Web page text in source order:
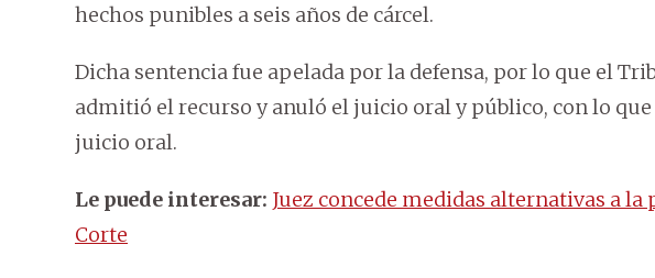
hechos punibles a seis años de cárcel.
Dicha sentencia fue apelada por la defensa, por lo que el
admitió el recurso y anuló el juicio oral y público, con lo
juicio oral.
Le puede interesar: Juez concede medidas alternativas a
Corte